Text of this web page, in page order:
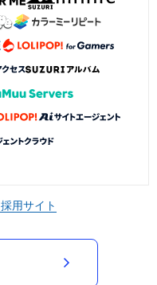
採用サイト